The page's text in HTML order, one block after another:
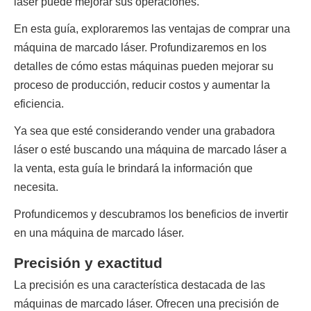
En esta guía, exploraremos las ventajas de comprar una
máquina de marcado láser. Profundizaremos en los
detalles de cómo estas máquinas pueden mejorar su
proceso de producción, reducir costos y aumentar la
eficiencia.
Ya sea que esté considerando vender una grabadora
láser o esté buscando una máquina de marcado láser a
la venta, esta guía le brindará la información que
necesita.
Profundicemos y descubramos los beneficios de invertir
en una máquina de marcado láser.
Precisión y exactitud
La precisión es una característica destacada de las
máquinas de marcado láser. Ofrecen una precisión de